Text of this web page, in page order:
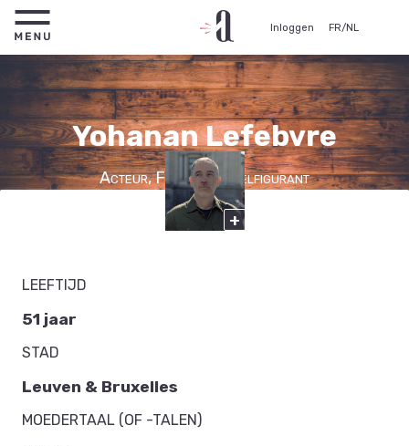
Inloggen FR/NL
Yohanan Lefebvre
Acteur, Figurant, Edelfigurant
+
LEEFTIJD
51 jaar
STAD
Leuven & Bruxelles
MOEDERTAAL (OF -TALEN)